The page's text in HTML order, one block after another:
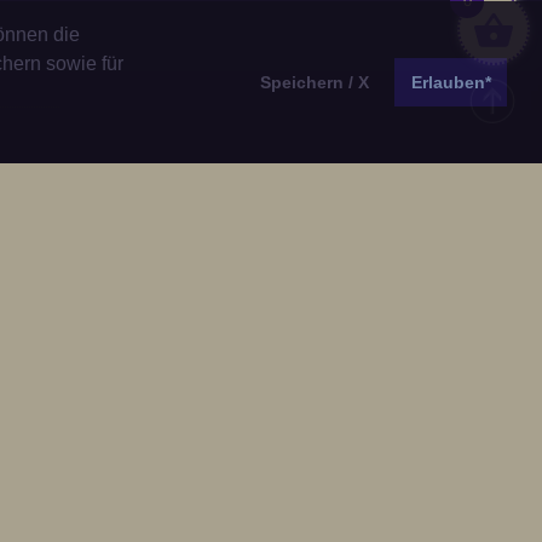
die
sowie für
Speichern / X Erlauben*